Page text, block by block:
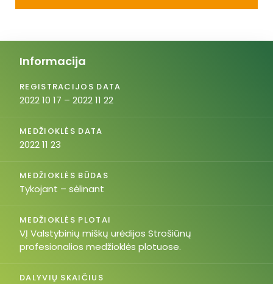
Informacija
REGISTRACIJOS DATA
2022 10 17 – 2022 11 22
MEDŽIOKLĖS DATA
2022 11 23
MEDŽIOKLĖS BŪDAS
Tykojant – sėlinant
MEDŽIOKLĖS PLOTAI
VĮ Valstybinių miškų urėdijos Strošiūnų
profesionalios medžioklės plotuose.
DALYVIŲ SKAIČIUS